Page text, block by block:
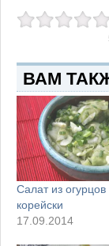
ВАМ
Салат из огурцов
корейски
17.09.2014